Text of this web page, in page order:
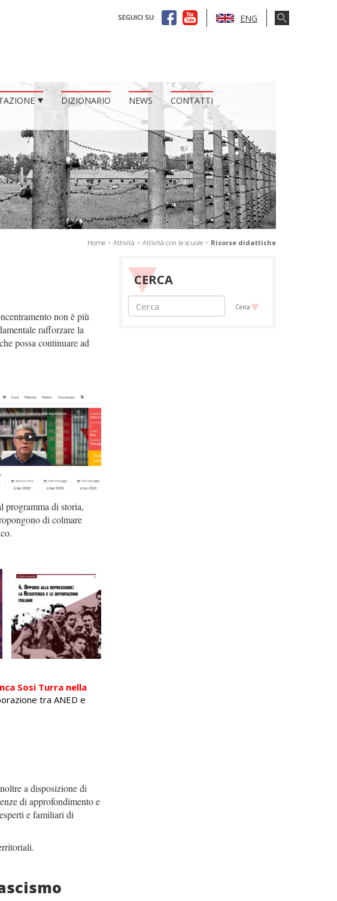
SEGUICI SU: ENG
DIZIONARIO NEWS
CONTATTI
Home > Attività > Attività con le scuole > Risorse didattiche
non è più
rafforzare la
possa continuare ad
programma di storia,
di colmare
Sosi Turra nella
tra ANED e
a disposizione di
di approfondimento e
e familiari di
CERCA
Cerca